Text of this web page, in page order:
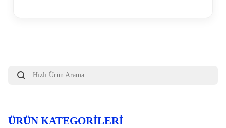
search
ÜRÜN KATEGORILERI